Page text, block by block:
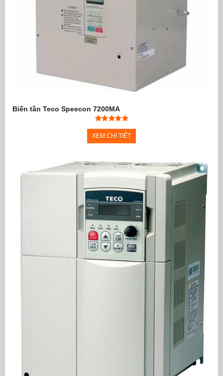
Biến tần Teco Speecon 7200MA
XEM CHI TIẾT